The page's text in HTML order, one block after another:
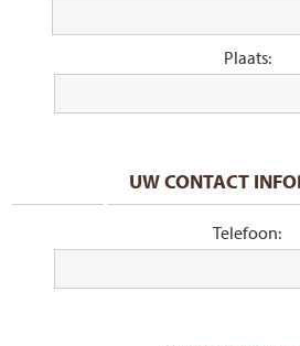
Plaats:
UW CONTACT
Telefoon: